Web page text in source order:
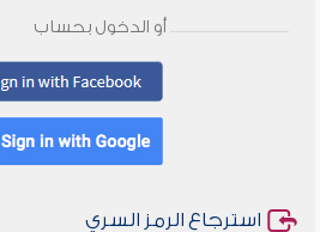
أو الدخول بحساب
استرجاع الرمز السري